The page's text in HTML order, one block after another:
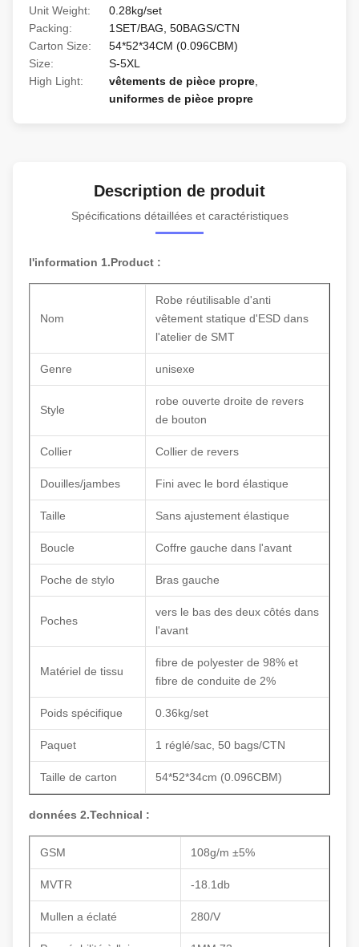
Unit Weight:
0.28kg/set
Packing:
1SET/BAG, 50BAGS/CTN
Carton Size:
54*52*34CM (0.096CBM)
Size:
S-5XL
High Light:
vêtements de pièce propre
uniformes de pièce propre
Description de produit
Spécifications détaillées et caractéristiques
l'information 1.Product :
Nom
Robe réutilisable d'anti
vêtement statique d'ESD dans
l'atelier de SMT
Genre unisexe
Style
robe ouverte droite de revers
de bouton
Collier Collier de revers
Douilles/jambes Fini avec le bord élastique
Taille Sans ajustement élastique
Boucle Coffre gauche dans l'avant
Poche de stylo Bras gauche
Poches
vers le bas des deux côtés dans
l'avant
Matériel de tissu
fibre de polyester de 98% et
fibre de conduite de 2%
Poids spécifique 0.36kg/set
Paquet 1 réglé/sac, 50 bags/CTN
Taille de carton 54*52*34cm (0.096CBM)
données 2.Technical :
GSM 108g/m ±5%
MVTR -18.1db
Mullen a éclaté 280/V